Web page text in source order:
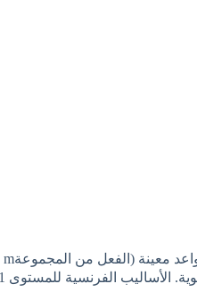
الأساليب الفرنسية للمستوى 1 و 2.